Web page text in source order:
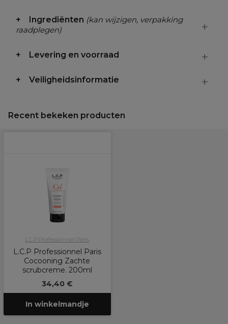
Ingrediënten (kan wijzigen, verpakking
raadplegen)
Levering en voorraad
Veiligheidsinformatie
Recent bekeken producten
L.C.P Professionnel Paris
L.C.P Professionnel Paris
Cocooning Zachte
scrubcreme. 200ml
34,40 €
In winkelmandje